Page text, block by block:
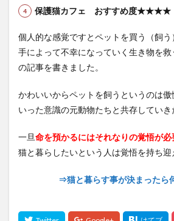
保護猫カフェ おすすめ度★★★★
個人的な感覚ですとペットを買う（飼
手によって不幸になっていく生き物を
の記事を書きました。
かわいいからペットを飼うというのは傲
いった意識の元動物たちと共存していき
一旦命を預かるにはそれなりの覚悟が必
猫と暮らしたいという人は覚悟を持ち迎
⇒猫と暮らす事が決まったら